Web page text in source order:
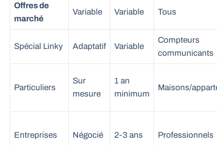
Offres de
marché
Variable Variable Tous
Spécial Linky Adaptatif Variable
Compteurs
communicants
Particuliers
Sur
mesure
1 an
minimum
Maisons/
Entreprises Négocié 2-3 ans Professionnels